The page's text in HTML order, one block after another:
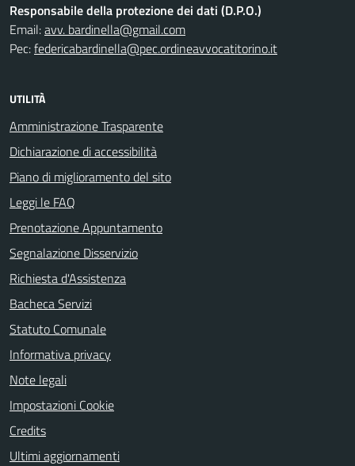
Responsabile della protezione dei dati (D.P.O.)
Email:avv. bardinella@gmail.com
Pec:federicabardinella@pec.ordineavvocatitorino.it
UTILITÀ
Amministrazione Trasparente
Dichiarazione di accessibilità
Piano di miglioramento del sito
Leggi le FAQ
Prenotazione Appuntamento
Segnalazione Disservizio
Richiesta d'Assistenza
Bacheca Servizi
Statuto Comunale
Informativa privacy
Note legali
Impostazioni Cookie
Credits
Ultimi aggiornamenti